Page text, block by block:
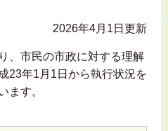
2026年4月1日更新
、市民の市政に対する理解
23年1月1日から執行状況を
ます。